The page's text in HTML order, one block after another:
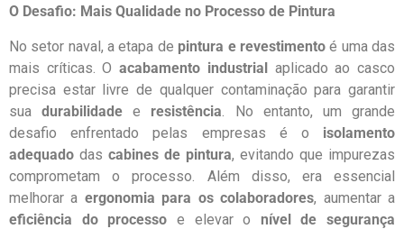
O Desafio: Mais Qualidade no Processo de Pintura
No setor naval, a etapa de pintura e revestimentoé uma das
mais críticas. Oacabamento industrialaplicado ao casco
precisa estar livre de qualquer contaminação para garantir
suadurabilidade e resistência . No entanto, um grande
desafio enfrentado pelas empresas é o isolamento
adequado das cabines de pintura, evitando que impurezas
comprometam o processo. Além disso, era essencial
melhorar a ergonomia para os colaboradores, aumentar a
eficiência do processo e elevar o nível de segurança